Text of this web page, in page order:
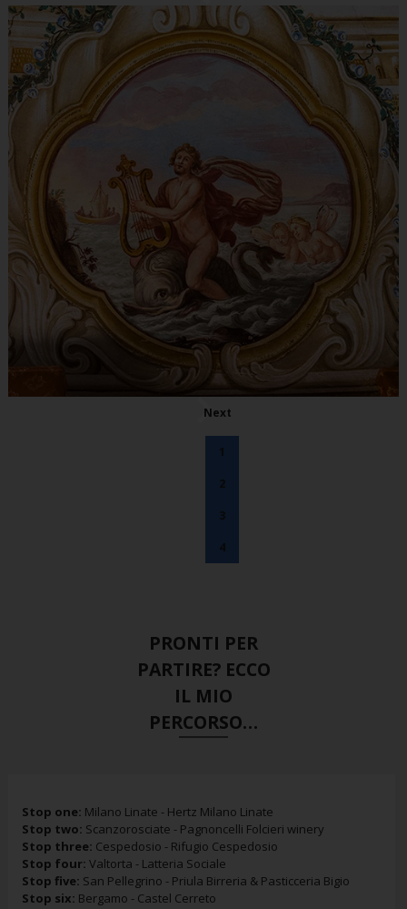
Next
1
2
3
4
PRONTI PER
PARTIRE? ECCO
IL MIO
PERCORSO…
Stop one: Milano Linate - Hertz Milano Linate
Stop two: Scanzorosciate - Pagnoncelli Folcieri winery
Stop three: Cespedosio - Rifugio Cespedosio
Stop four: Valtorta - Latteria Sociale
Stop five: San Pellegrino - Priula Birreria & Pasticceria Bigio
Stop six: Bergamo - Castel Cerreto